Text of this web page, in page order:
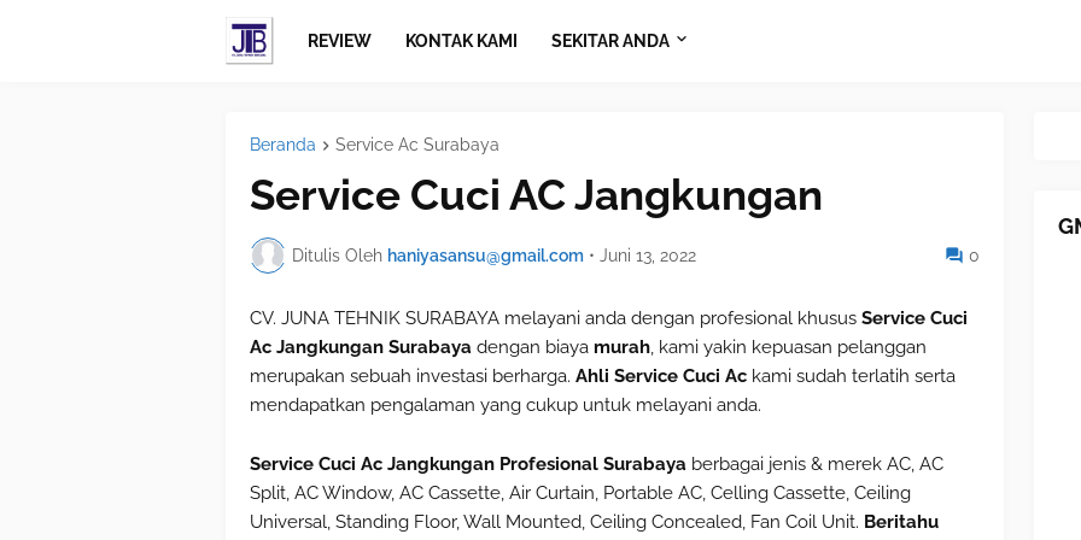
REVIEW KONTAK KAMI SEKITAR ANDA
Beranda Service Ac Surabaya
Service Cuci AC Jangkungan
Ditulis Oleh haniyasansu@gmail.com • Juni 13, 2022 0
CV. JUNA TEHNIK SURABAYA melayani anda dengan profesional khusus Service Cuci
Ac Jangkungan Surabaya dengan biaya murah, kami yakin kepuasan pelanggan
merupakan sebuah investasi berharga. Ahli Service Cuci Ac kami sudah terlatih serta
mendapatkan pengalaman yang cukup untuk melayani anda.
Service Cuci Ac Jangkungan Profesional Surabaya berbagai jenis & merek AC, AC
Split, AC Window, AC Cassette, Air Curtain, Portable AC, Celling Cassette, Ceiling
Universal, Standing Floor, Wall Mounted, Ceiling Concealed, Fan Coil Unit. Beritahu